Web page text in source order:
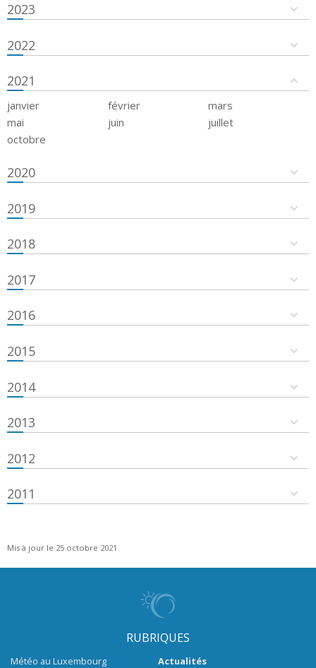
2023
2022
2021
janvier février
mars
mai
juin
juillet
octobre
2020
2019
2018
2017
2016
2015
2014
2013
2012
2011
Mis à jour le 25 octobre 2021
RUBRIQUES
Météo au Luxembourg
Actualités